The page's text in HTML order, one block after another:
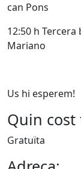
can Pons
12:50 h Tercera
Mariano
Us hi esperem!
Quin cost
Gratuïta